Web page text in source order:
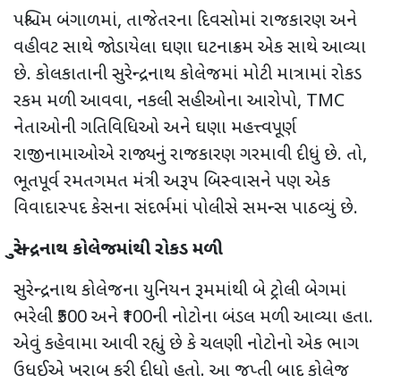
પશ્ચિમ બંગાળમાં, તાજેતરના દિવસોમાં રાજકારણ અને
વહીવટ સાથે જોડાયેલા ઘણા ઘટનાક્રમ એક સાથે આવ્યા
છે. કોલકાતાની સુરેન્દ્રનાથ કોલેજમાં મોટી માત્રામાં રોકડ
રકમ મળી આવવા, નકલી સહીઓના આરોપો, TMC
નેતાઓની ગતિવિધિઓ અને ઘણા મહત્ત્વપૂર્ણ
રાજીનામાઓએ રાજ્યનું રાજકારણ ગરમાવી દીધું છે. તો,
ભૂતપૂર્વ રમતગમત મંત્રી અરૂપ બિસ્વાસને પણ એક
વિવાદાસ્પદ કેસના સંદર્ભમાં પોલીસે સમન્સ પાઠવ્યું છે.
સુરેન્દ્રનાથ કોલેજમાંથી રોકડ મળી
સુરેન્દ્રનાથ કોલેજના યુનિયન રૂમમાંથી બે ટ્રોલી બેગમાં
ભરેલી ₹500અને ₹100ની નોટોના બંડલ મળી આવ્યા હતા.
એવું કહેવામા આવી રહ્યું છે કે ચલણી નોટોનો એક ભાગ
ઉધઈએ ખરાબ કરી દીધો હતો. આ જપ્તી બાદ કોલેજ